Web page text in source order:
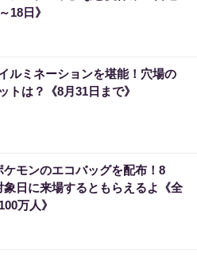
18日》
ルミネーションを堪能！穴場の
トは？《8月31日まで》
ケモンのエコバッグを配布！8
象日に来場するともらえるよ《全
万人》